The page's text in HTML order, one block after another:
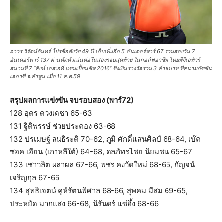
ถาวร วิรัตน์จันทร์ โปรชื่อดังวัย 49 ปี เก็บเพิ่มอีก 5 อันเดอร์พาร์ 67 รวมสองวัน 7
อันเดอร์พาร์ 137 ผ่านตัดตัวเล่นต่อในสองรอบสุดท้าย ในกอล์ฟอาชีพ ไทยพีจีเอทัวร์
สนามที่ 7 “สิงห์ เอสเอที แชมเปี้ยนชิพ 2016” ชิงเงินรางวัลรวม 3 ล้านบาท ที่สนามกัซซัน
เลกาซี่ จ.ลำพูน เมื่อ 11 ส.ค.59
สรุปผลการแข่งขัน จบรอบสอง (พาร์72)
128 อุดร ดวงเดชา 65-63
131 ฐิติพรรษ์ ช่วยประคอง 63-68
132 ปรเมษฐ์ สนธิระติ 70-62, ภูมิ ศักดิ์แสนศิลป์ 68-64, เบ๊ค
ซอค เฮียน (เกาหลีใต้) 64-68, ดลภัทรไชย นิยมชน 65-67
133 เชาวลิต ผลาผล 67-66, พชร คงวัดใหม่ 68-65, กัญจน์
เจริญกุล 67-66
134 สุทธิเจตน์ คูห์รัตนพิศาล 68-66, สุพคม มีสม 69-65,
ประหยัด มากแสง 66-68, นิรันดร์ แซ่อึ้ง 68-66